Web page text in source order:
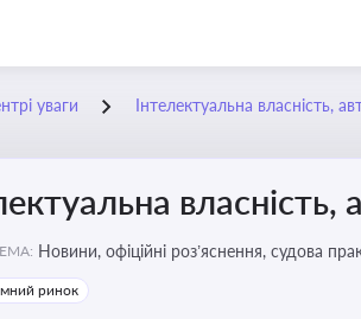
уваги Інтелектуальна власність,
власність,
Новини, офіційні роз’яснення, судова
марок, боротьби з порушеннями прав
ринок